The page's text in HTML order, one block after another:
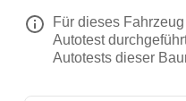
Für dieses
Autotest
Autotests dieser